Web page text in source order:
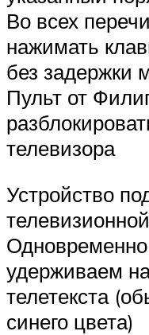
Во всех
нажимать
без задержки
Пульт от
телевизора
Устройство
удерживаем
телетекста
синего цвета)